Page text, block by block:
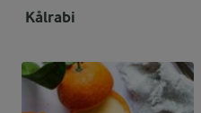
Kålrabi